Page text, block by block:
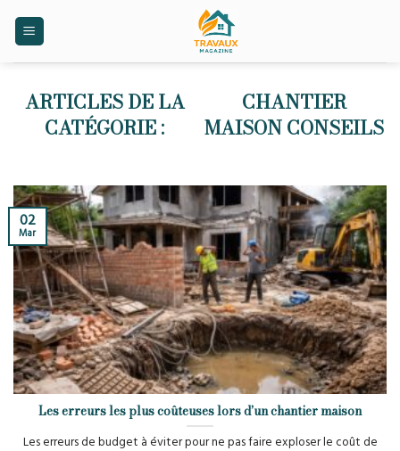
CHANTIER
MAISON CONSEILS
Les erreurs les plus coûteuses lors d’un chantier maison
Les erreurs de budget à éviter pour ne pas faire exploser le coût de
02
Mar